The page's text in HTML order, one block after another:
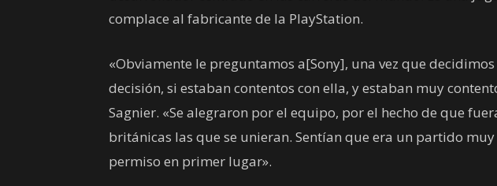
complace al fabricante de la PlayStation.
«Obviamente le preguntamos a[Sony], una vez que
decisión, si estaban contentos con ella, y estaban muy
Sagnier. «Se alegraron por el equipo, por el hecho de que
británicas las que se unieran. Sentían que era un partido
permiso en primer lugar».